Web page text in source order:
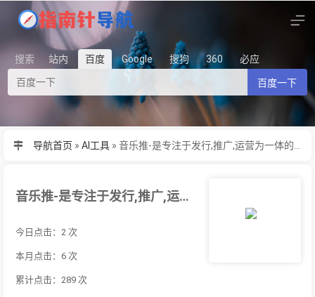
搜索 站内 百度 Google 搜狗 360 必应
百度一下
导航首页 » AI工具 »
音乐推-是专注于发行,推广,运营为一体的版权发行+互联网推广+版权结
今日点击：2 次
本月点击：6 次
累计点击：289 次